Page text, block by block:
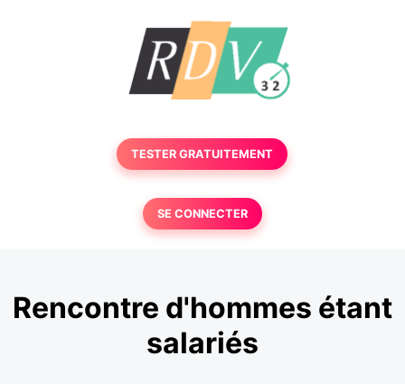
TESTER GRATUITEMENT
SE CONNECTER
Rencontre d'hommes étant
salariés